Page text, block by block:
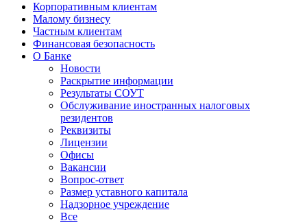
Корпоративным клиентам
Малому бизнесу
Частным клиентам
Финансовая безопасность
О Банке
Новости
Раскрытие информации
Результаты СОУТ
Обслуживание иностранных налоговых
резидентов
Реквизиты
Лицензии
Офисы
Вакансии
Вопрос-ответ
Размер уставного капитала
Надзорное учреждение
Все